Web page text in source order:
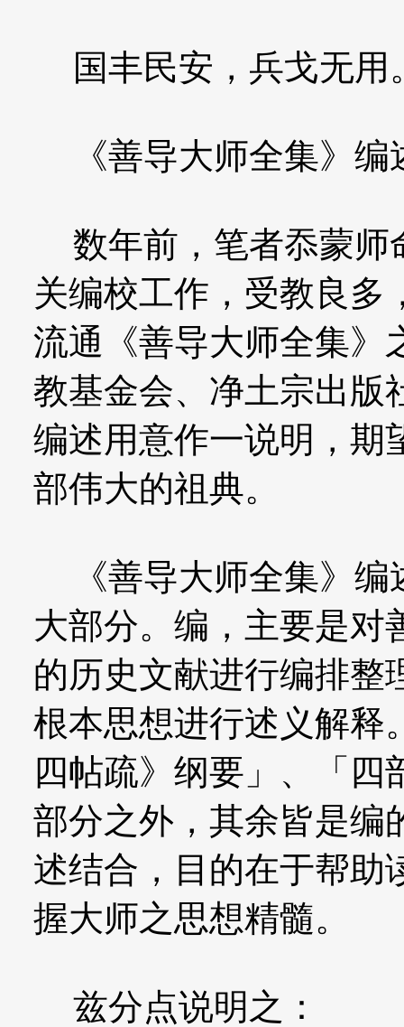
国丰民安，兵戈无用
《善导大师全集》编
数年前，笔者忝蒙师
关编校工作，受教良多
流通《善导大师全集》
教基金会、净土宗出版
编述用意作一说明，期
部伟大的祖典。
《善导大师全集》编
大部分。编，主要是对
的历史文献进行编排整
根本思想进行述义解释
四帖疏》纲要」、「
部分之外，其余皆是编
述结合，目的在于帮助
握大师之思想精髓。
兹分点说明之：